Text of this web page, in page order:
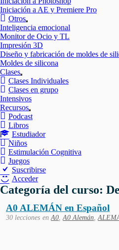
Iniciación a AE y Premiere Pro
Otros
Mostrar
el
submenú
Inteligencia emocional
Monitor de Ocio y TL
Impresión 3D
Diseño y fabricación de moldes de
Moldes de silicona
Clases
Mostrar
el
submenú
Clases Individuales
Clases en grupo
Intensivos
Recursos
Mostrar
el
Podcast
Libros
Estudiador
Niños
Estimulación Cognitiva
Juegos
Suscribirse
Acceder
Categoría del curso:
A0 ALEMÁN en Español
30 lecciones en A0 A0 Alemán